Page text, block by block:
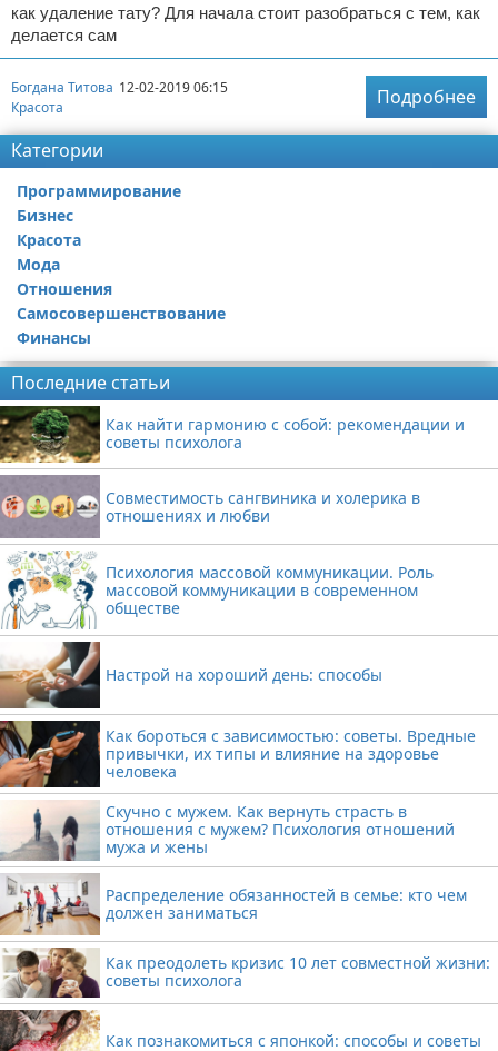
как удаление тату? Для начала стоит разобраться с тем, как
делается сам
Богдана Титова 12-02-2019 06:15
Красота
Подробнее
Категории
Программирование
Бизнес
Красота
Мода
Отношения
Самосовершенствование
Финансы
Последние статьи
Как найти гармонию с собой: рекомендации и
советы психолога
Совместимость сангвиника и холерика в
отношениях и любви
Психология массовой коммуникации. Роль
массовой коммуникации в современном
обществе
Настрой на хороший день: способы
Как бороться с зависимостью: советы. Вредные
привычки, их типы и влияние на здоровье
человека
Скучно с мужем. Как вернуть страсть в
отношения с мужем? Психология отношений
мужа и жены
Распределение обязанностей в семье: кто чем
должен заниматься
Как преодолеть кризис 10 лет совместной жизни:
советы психолога
Как познакомиться с японкой: способы и советы